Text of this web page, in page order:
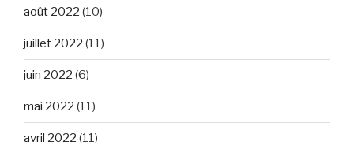
août 2022 (10)
juillet 2022 (11)
juin 2022 (6)
mai 2022 (11)
avril 2022 (11)